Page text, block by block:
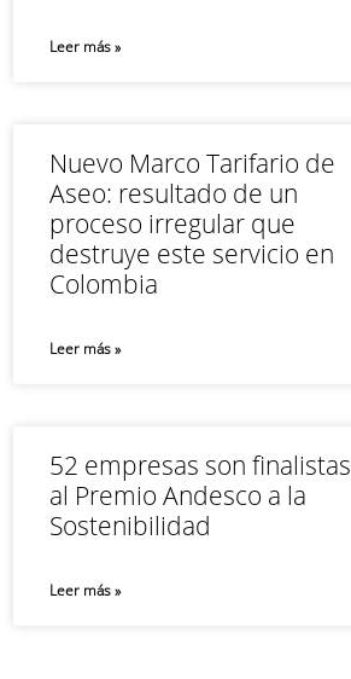
Leer más »
Nuevo Marco Tarifario de
Aseo: resultado de un
proceso irregular que
destruye este servicio en
Colombia
Leer más »
52 empresas son finalistas
al Premio Andesco a la
Sostenibilidad
Leer más »